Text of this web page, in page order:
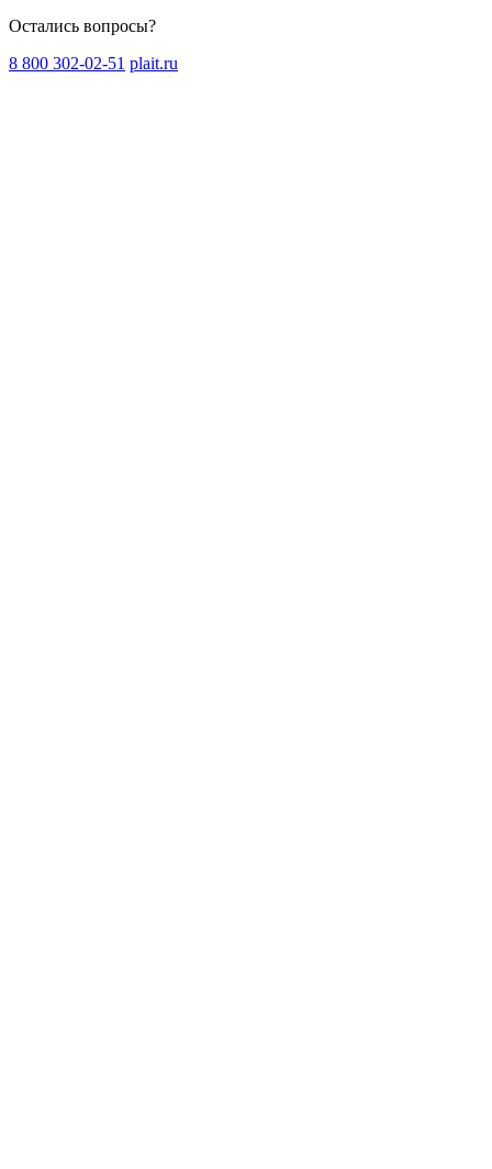
Остались вопросы?
8 800 302-02-51 plait.ru